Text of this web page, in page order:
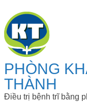
PHÒNG
THÀNH
Điều trị bệnh trĩ bằng